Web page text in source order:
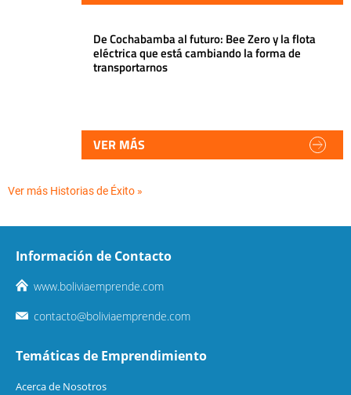
De Cochabamba al futuro: Bee Zero y la flota
eléctrica que está cambiando la forma de
transportarnos
VER MÁS
Ver más Historias de Éxito »
Información de Contacto
www.boliviaemprende.com
contacto@boliviaemprende.com
Temáticas de Emprendimiento
Acerca de Nosotros